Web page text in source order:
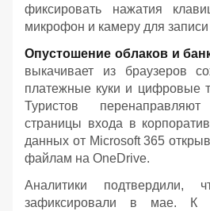
фиксировать нажатия
микрофон и камеру для записи
Опустошение облаков и
выкачивает из браузеров
платежные куки и цифровые
Туристов
страницы входа в
данных от Microsoft 365
файлам на OneDrive.
Аналитики подтвердили,
зафиксировали в мае. К